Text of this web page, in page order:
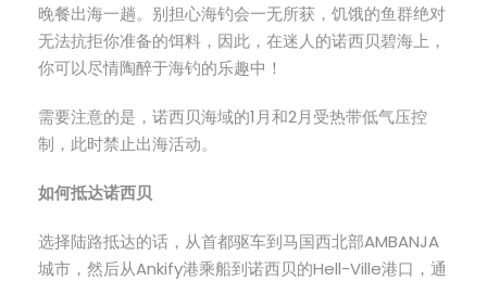
晚餐出海一趟。别担心海钓会一无所获，饥饿的鱼群绝对
无法抗拒你准备的饵料，因此，在迷人的诺西贝碧海上，
你可以尽情陶醉于海钓的乐趣中！
需要注意的是，诺西贝海域的1月和2月受热带低气压控
制，此时禁止出海活动。
如何抵达诺西贝
选择陆路抵达的话，从首都驱车到马国西北部AMBANJA
城市，然后从Ankify港乘船到诺西贝的Hell-Ville港口，通